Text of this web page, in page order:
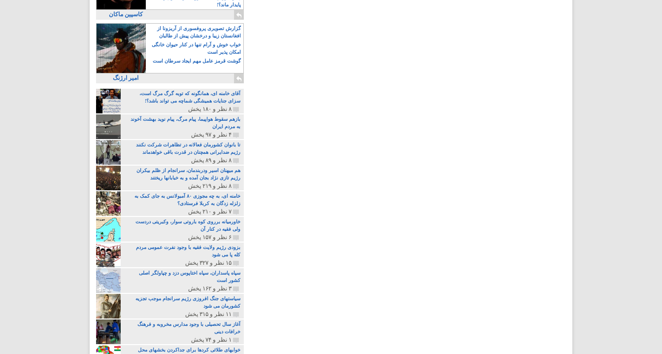
پایدار ماند؟!
کاسپین ماکان
گزارش تصویری پروفسوری از آریزونا از
افغانستان زیبا و درخشان پیش از طالبان
خواب خوش و آرام تنها در کنار حیوان خانگی
امکان پذیر است
گوشت قرمز عامل مهم ایجاد سرطان است
امیر ارژنگ
آقای خامنه ای، همانگونه که توبه گرگ مرگ است،
سزای جنایات همیشگی شماچه می تواند باشد؟!
۸ نظر و ۱۸۰ پخش
بازهم سقوط هواپیما، پیام مرگ، پیام نوید بهشت آخوند
به مردم ایران
۴ نظر و ۹۷ پخش
تا بانوان کشورمان فعالانه در تظاهرات شرکت نکنند
رژیم ضدایرانی همچنان در قدرت باقی خواهدماند
۸ نظر و ۸۹ پخش
هم میهنان اسیر ودربندمان، سرانجام از ظلم بیکران
رژیم تازی نژاد بجان آمده و به خبابانها ریختند
۸ نظر و ۲۱۹ پخش
خامنه ای، به چه مجوزی ۸۰ آمبولانس به جای کمک به
زلزله زدگان به کربلا فرستادی؟
۷ نظر و ۲۱۰ پخش
خاورمیانه برروی کوه باروتی سوار، وکبریتی دردست
ولی فقیه در کنار آن
۶ نظر و ۱۵۷ پخش
بزودی رژیم ولایت فقیه با وجود نفرت عمومی مردم
کله پا می شود
۱۵ نظر و ۳۲۷ پخش
سپاه پاسداران، سپاه اختاپوس دزد و چپاولگر اصلی
کشور است
۳ نظر و ۱۶۲ پخش
سیاستهای جنگ افروزی رژیم سرانجام موجب تجزیه
کشورمان می شود
۱۱ نظر و ۳۱۵ پخش
آغاز سال تحصیلی با وجود مدارس مخروبه و فرهنگ
خرافات دینی
۱ نظر و ۷۴ پخش
خوابهای طلائی کردها برای جداکردن بخشهای محل